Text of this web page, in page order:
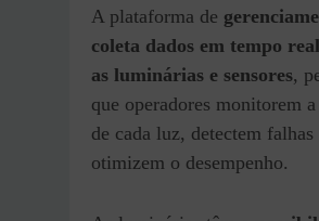
A plataforma de
coleta dados em tempo
as luminárias e sensores,
que operadores monitorem
de cada luz, detectem falhas
otimizem o desempenho.